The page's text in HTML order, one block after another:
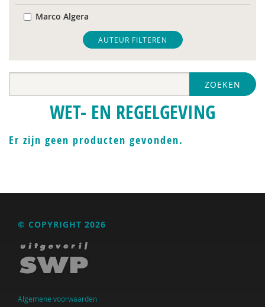
Marco Algera
Rob Arnoldus
Inge Bastiaanssen
Fiet van Beek
Sam Beenhakker
Wilco Bosems
Lout Bots
Marga Burggraaff
Cécile Chênevert
AUTEUR FILTEREN
ZOEKEN
WET- EN REGELGEVING
Er zijn geen producten gevonden.
© COPYRIGHT 2026
Algemene voorwaarden